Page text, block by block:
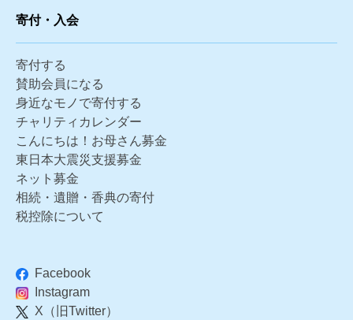
寄付・入会
寄付する
賛助会員になる
身近なモノで寄付する
チャリティカレンダー
こんにちは！お母さん募金
東日本大震災支援募金
ネット募金
相続・遺贈・香典の寄付
税控除について
Facebook
Instagram
X（旧Twitter）